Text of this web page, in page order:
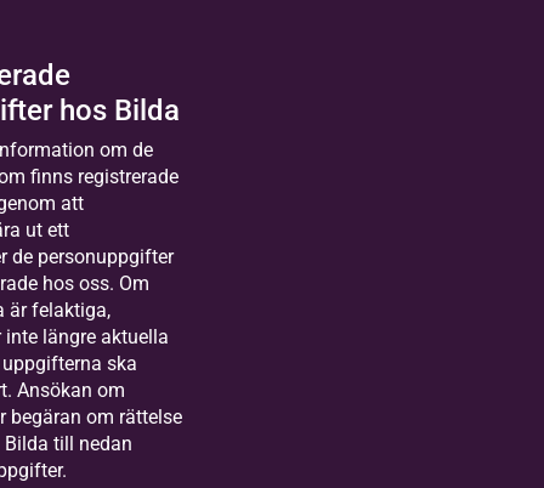
hos Bilda
om de
finns registrerade
att
ut ett
de personuppgifter
hos oss. Om
är felaktiga,
längre aktuella
ska
Ansökan om
begäran om rättelse
till nedan